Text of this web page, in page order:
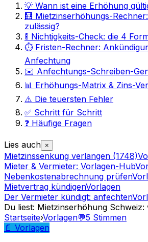
💡 Wann ist eine Erhöhung
🧮 Mietzinserhöhungs-
zulässig?
🚦 Nichtigkeits-Check: die 4
⏱️ Fristen-Rechner:
Anfechtung
✉️ Anfechtungs-Schreiben-
📊 Erhöhungs-Matrix & Zins-
⚠️ Die teuersten Fehler
✅ Schritt für Schritt
❓ Häufige Fragen
Lies auch ×
Mietzinssenkung verlangen (1748)
Mieter & Vermieter: Vorlagen-Hub
Nebenkostenabrechnung prüfen
Mietvertrag kündigenVorlagen
Der Vermieter kündigt: anfechten
Du liest: Mietzinserhöhung Schweiz:
Startseite›Vorlagen💬5 Stimmen
📄 Vorlagen